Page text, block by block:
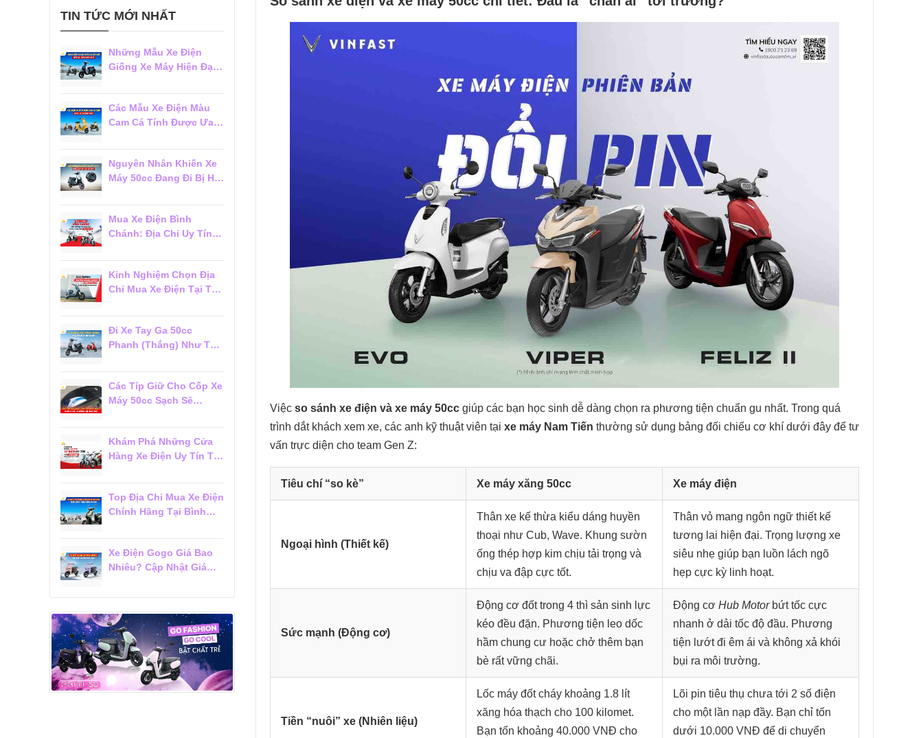
Việc so sánh xe điện và xe máy 50cc giúp các bạn học sinh dễ dàng chọn ra phương tiện chuẩn gu nhất. Trong quá
trình dắt khách xem xe, các anh kỹ thuật viên tại xe máy Nam Tiến thường sử dụng bảng đối chiếu cơ khí dưới đây để tư
vấn trực diện cho team Gen Z:
Tiêu chí “so kè” Xe máy xăng 50cc Xe máy điện
Ngoại hình (Thiết kế)
Thân xe kế thừa kiểu dáng huyền
thoại như Cub, Wave. Khung sườn
ống thép hợp kim chịu tải trọng và
chịu va đập cực tốt.
Thân vỏ mang ngôn ngữ thiết kế
tương lai hiện đại. Trọng lượng xe
siêu nhẹ giúp bạn luồn lách ngõ
hẹp cực kỳ linh hoạt.
Sức mạnh (Động cơ)
Động cơ đốt trong 4 thì sản sinh lực
kéo đều đặn. Phương tiện leo dốc
hầm chung cư hoặc chở thêm bạn
bè rất vững chãi.
Động cơ Hub Motorbứt tốc cực
nhanh ở dải tốc độ đầu. Phương
tiện lướt đi êm ái và không xả khói
bụi ra môi trường.
Tiền “nuôi” xe (Nhiên liệu)
Lốc máy đốt cháy khoảng 1.8 lít
xăng hóa thạch cho 100 kilomet.
Bạn tốn khoảng 40.000 VNĐ cho
Lõi pin tiêu thụ chưa tới 2 số điện
cho một lần nạp đầy. Bạn chỉ tốn
dưới 10.000 VNĐ để di chuyển
TIN TỨC MỚI NHẤT
Những Mẫu Xe Điện
Giống Xe Máy Hiện Đại
Các Mẫu Xe Điện Màu
Cam Cá Tính Được Ưa
Nguyên Nhân Khiến Xe
Máy 50cc Đang Đi Bị Hụt
Mua Xe Điện Bình
Chánh: Địa Chỉ Uy Tín,
Kinh Nghiệm Chọn Địa
Chỉ Mua Xe Điện Tại Tân
Đi Xe Tay Ga 50cc
Phanh (Thắng) Như Thế
Các Típ Giữ Cho Cốp Xe
Máy 50cc Sạch Sẽ
Khám Phá Những Cửa
Hàng Xe Điện Uy Tín Tại
Top Địa Chỉ Mua Xe Điện
Chính Hãng Tại Bình
Xe Điện Gogo Giá Bao
Nhiêu? Cập Nhật Giá